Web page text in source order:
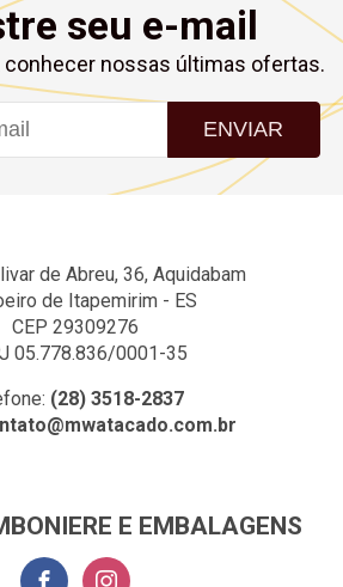
seu e-mail
conhecer nossas últimas ofertas.
ENVIAR
de Abreu, 36, Aquidabam
de Itapemirim - ES
CEP 29309276
05.778.836/0001-35
(28) 3518-2837
E EMBALAGENS